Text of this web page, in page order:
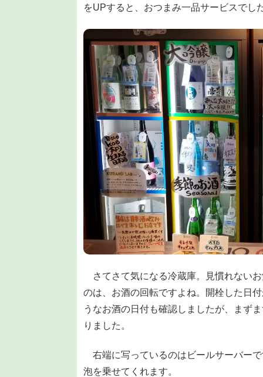
をUPすると、おつまみ一品サービスでし
さてさて気になる冷蔵庫。見慣れない
のは、お酒の回転ですよね。開栓した日
うなお酒の日付も確認しましたが、まず
りました。
右端に写っているのはビールサーバー
泡を乗せてくれます。